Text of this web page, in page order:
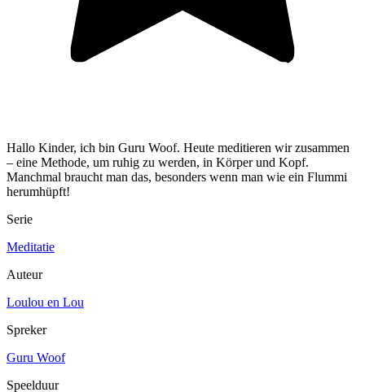
Hallo Kinder, ich bin Guru Woof. Heute meditieren wir zusammen
– eine Methode, um ruhig zu werden, in Körper und Kopf.
Manchmal braucht man das, besonders wenn man wie ein Flummi
herumhüpft!
Serie
Meditatie
Auteur
Loulou en Lou
Spreker
Guru Woof
Speelduur